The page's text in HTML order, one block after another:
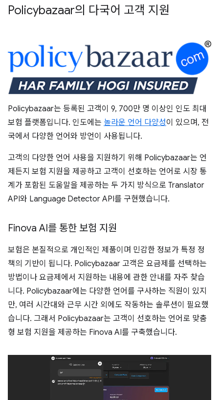
Policybazaar의 다국어 고객 지원
Policybazaar는 등록된 고객이 9, 700만 명 이상인 인도 최대
보험 플랫폼입니다. 인도에는 놀라운 언어 다양성이 있으며, 전
국에서 다양한 언어와 방언이 사용됩니다.
고객의 다양한 언어 사용을 지원하기 위해 Policybazaar는 언
제든지 보험 지원을 제공하고 고객이 선호하는 언어로 시장 통
계가 포함된 도움말을 제공하는 두 가지 방식으로 Translator
API와 Language Detector API를 구현했습니다.
Finova AI를 통한 보험 지원
보험은 본질적으로 개인적인 제품이며 민감한 정보가 특정 정
책의 기반이 됩니다. Policybazaar 고객은 요금제를 선택하는
방법이나 요금제에서 지원하는 내용에 관한 안내를 자주 찾습
니다. Policybazaar에는 다양한 언어를 구사하는 직원이 있지
만, 여러 시간대와 근무 시간 외에도 작동하는 솔루션이 필요했
습니다. 그래서 Policybazaar는 고객이 선호하는 언어로 맞춤
형 보험 지원을 제공하는 Finova AI를 구축했습니다.